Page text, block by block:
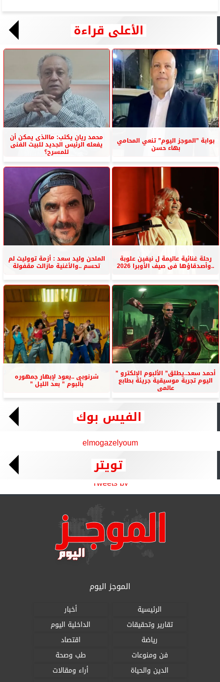
الأعلى قراءة
بوابة ”الموجز اليوم” تنعي المحامي
بهاء حسن
محمد ريان يكتب: ماالذى يمكن أن
يفعله الرئيس الجديد للبيت الفنى
للمسرح؟
رحلة غنائية عاليمة ل نيفين علوبة
..وأصدقاؤها فى صيف الأوبرا 2026
الملحن وليد سعد : أزمة تووليت لم
تحسم ..والأغنية مازالت مقفولة
أحمد سعد..يطلق” الألبوم الإلكترو ”
اليوم تجربة موسيقية جريئة بطابع
عالمى
شرنوبى ..يعود لإبهار جمهوره
بألبوم ” بعد الليل ”
الفيس بوك
elmogazelyoum
تويتر
Tweets by
الموجز اليوم
الرئيسية
أخبار
تقارير وتحقيقات
الداخلية اليوم
رياضة
اقتصاد
فن ومنوعات
طب وصحة
الدين والحياة
أراء ومقالات